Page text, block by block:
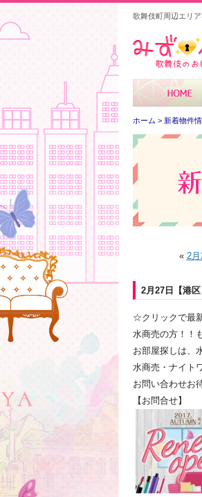
歌舞伎町周辺エリ
ホーム > 新着物件
« 2月
2月27日【港区
☆クリックで最
水商売の方！！
お部屋探しは、
水商売・ナイト
お問い合わせお
【お問合せ】